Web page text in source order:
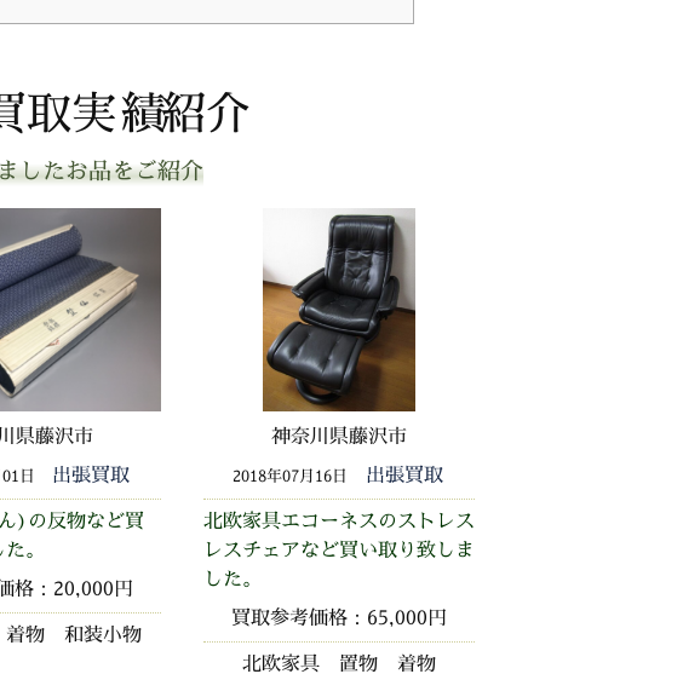
取実績紹介
したお品をご紹介
県藤沢市
日
出張買取
)の反物など買
。
格：20,000円
物 和装小物
神奈川県藤沢市
2018年07月16日
出張買取
北欧家具エコーネスのストレス
レスチェアなど買い取り致しま
した。
買取参考価格：65,000円
北欧家具 置物 着物